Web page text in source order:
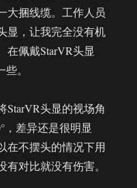
大捆线缆。工作人员
显，让我完全没有机
在佩戴StarVR头显
。
StarVR头显的视场角
，差异还是很明显
在不摆头的情况下用
对比就没有伤害。